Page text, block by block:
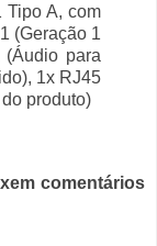
Tipo A, com
(Geração 1
para
1x RJ45
produto)
comentários